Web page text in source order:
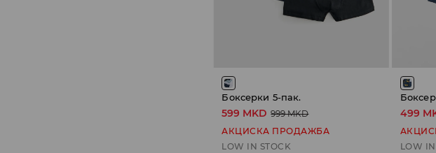
Боксерки 5-пак.
599 MKD 999 MKD
АКЦИСКА ПРОДАЖБА
LOW IN STOCK
499
LOW